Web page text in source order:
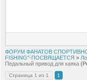
ФОРУМ ФАНАТОВ
FISHING"-ПОСВЯЩАЕТСЯ »
Педальный привод для каяка
Страница 1 из 1 1